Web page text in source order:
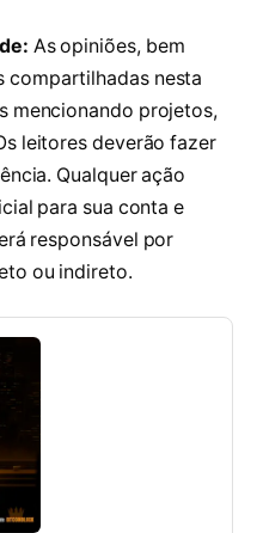
As opiniões, bem
compartilhadas nesta
mencionando projetos,
leitores deverão fazer
Qualquer ação
para sua conta e
responsável por
ou indireto.